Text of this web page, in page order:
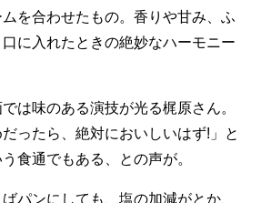
を合わせたもの。香りや甘み、ふ
に入れたときの絶妙なハーモニー
は味のある演技が光る梶原さん。
だったら、絶対においしいはず!」と
食通でもある、との声が。
パンにしても、塩の加減がとか、